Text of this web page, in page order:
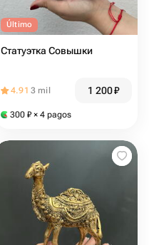
Último
Статуэтка Совышки
4.91 3 mil 1 200₽
300 ₽ × 4 pagos